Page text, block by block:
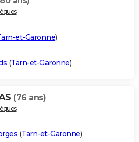
et-Garonne)
(Tarn-et-Garonne)
(76 ans)
(Tarn-et-Garonne)